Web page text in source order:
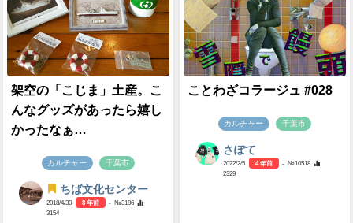
架空の「こじま」土産。こ
んなグッズがあったら嬉し
かったなぁ…
カルチャー 千葉市
ちば文化センター
2018/4/30 8 年前
- №3186
3154
ことわざコラージュ #028
カルチャー 千葉市
さぽて
2022/2/5 4 年前
- №10518
2329